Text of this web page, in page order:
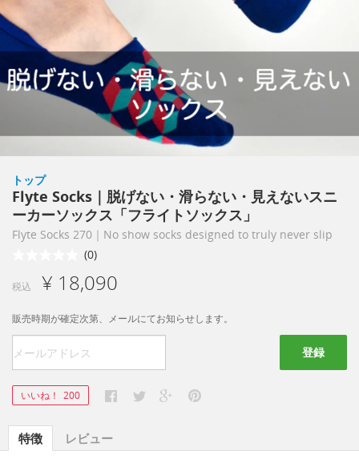
トップ
Flyte Socks｜脱げない・滑らない・見えないスニ
ーカーソックス「フライトソックス」
Flyte Socks 270｜No show socks designed to truly never slip
(0)
税込 ¥ 18,090
販売時期が確定次第、メールにてお知らせします。
登録
いいね！ 200
特徴 レビュー